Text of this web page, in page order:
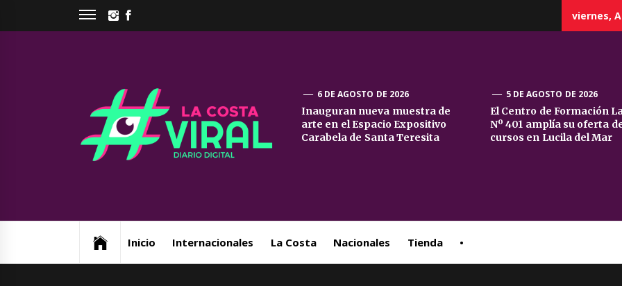
INSTAGRAM
viernes,
La
Costa
6 DE AGOSTO DE 2026
Inauguran nueva muestra de
arte en el Espacio Expositivo
Carabela de Santa Teresita
5 DE AGOSTO DE 2026
El Centro de Formación
Nº 401 amplía su oferta
cursos en Lucila del Mar
Inicio Internacionales La Costa Nacionales Tienda •